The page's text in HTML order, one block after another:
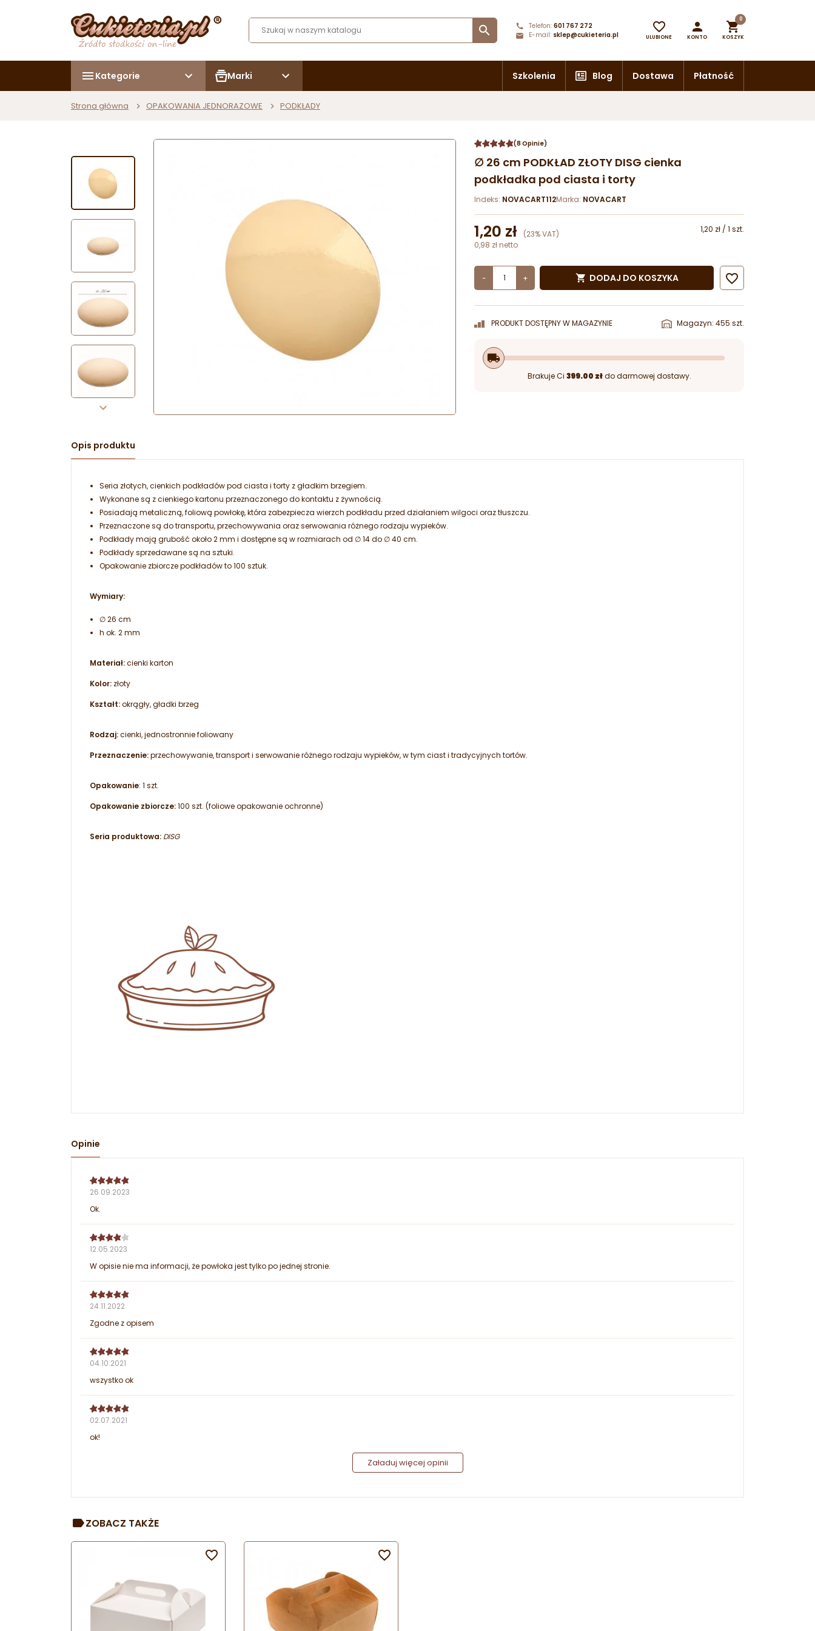
 Telefon: 601 767 272
E-mail: sklep@cukieteria.pl

ULUBIONE

KONTO

0
KOSZYK
Kategorie Marki Szkolenia Blog Dostawa Płatność
Strona główna OPAKOWANIA JEDNORAZOWE PODKŁADY
(8 Opinie)
∅ 26 cm PODKŁAD ZŁOTY DISG cienka
podkładka pod ciasta i torty
Indeks: NOVACART112Marka: NOVACART
1,20 zł (23% VAT)
1,20 zł / 1 szt.
0,98 zł netto
- +  DODAJ DO KOSZYKA 
PRODUKT DOSTĘPNY W MAGAZYNIE Magazyn: 455 szt.
local_shipping
Brakuje Ci 399.00 złdo darmowej dostawy.
Opis produktu
Seria złotych, cienkich podkładów pod ciasta i torty z gładkim brzegiem.
Wykonane są z cienkiego kartonu przeznaczonego do kontaktu z żywnością.
Posiadają metaliczną, foliową powłokę, która zabezpiecza wierzch podkładu przed działaniem wilgoci oraz tłuszczu.
Przeznaczone są do transportu, przechowywania oraz serwowania różnego rodzaju wypieków.
Podkłady mają grubość około 2 mm i dostępne są w rozmiarach od ∅ 14 do ∅ 40 cm.
Podkłady sprzedawane są na sztuki.
Opakowanie zbiorcze podkładów to 100 sztuk.
Wymiary:
∅ 26 cm
h ok. 2 mm
Materiał:cienki karton
Kolor: złoty
Kształt:okrągły, gładki brzeg
Rodzaj:cienki, jednostronnie foliowany
Przeznaczenie:przechowywanie, transport i serwowanie różnego rodzaju wypieków, w tym ciast i tradycyjnych tortów.
Opakowanie: 1 szt.
Opakowanie zbiorcze:100 szt. (foliowe opakowanie ochronne)
Seria produktowa: DISG
Opinie
26.09.2023
Ok.
12.05.2023
W opisie nie ma informacji, że powłoka jest tylko po jednej stronie.
24.11.2022
Zgodne z opisem
04.10.2021
wszystko ok
02.07.2021
ok!
Załaduj więcej opinii
ZOBACZ TAKŻE
 